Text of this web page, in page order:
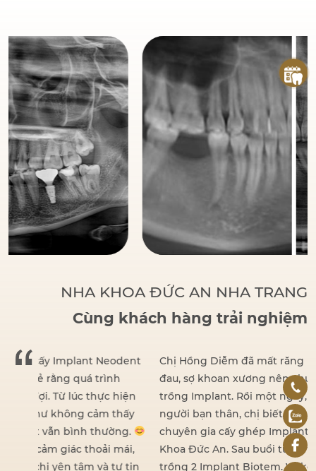
Đức tập trung vào các
phương pháp điều trị
dựa trên khoa học và
thực tiễn, đảm bảo
khách hàng có một hàm
răng vững chắc, thẩm
mỹ và sử dụng lâu dài.
NHA KHOA ĐỨC AN NHA TRANG
Cùng khách hàng trải nghiệm
Chị Hồng Diễm đã mất răng khá lâu nhưng vì sợ
đau, sợ khoan xương nên chưa từng nghĩ đến việc
trồng Implant. Rồi một ngày, nhờ lời giới thiệu của
người bạn thân, chị biết đến BS Hồ Đình Đức –
chuyên gia cấy ghép Implant hạn chế đau tại Nha
Khoa Đức An. Sau buổi tư vấn, chị đã quyết định
trồng 2 Implant Biotem. Và kết quả khiến chị bất